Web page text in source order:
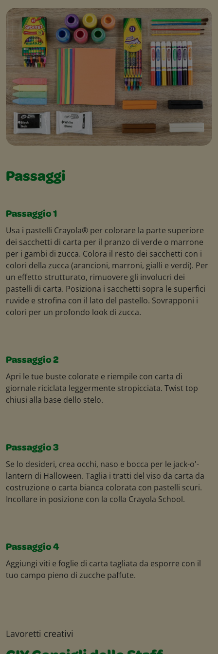
Passaggi
Passaggio 1
Usa i pastelli Crayola® per colorare la parte superiore
dei sacchetti di carta per il pranzo di verde o marrone
per i gambi di zucca. Colora il resto dei sacchetti con i
colori della zucca (arancioni, marroni, gialli e verdi). Per
un effetto strutturato, rimuovere gli involucri dei
pastelli di carta. Posiziona i sacchetti sopra le superfici
ruvide e strofina con il lato del pastello. Sovrapponi i
colori per un profondo look di zucca.
Passaggio 2
Apri le tue buste colorate e riempile con carta di
giornale riciclata leggermente stropicciata. Twist top
chiusi alla base dello stelo.
Passaggio 3
Se lo desideri, crea occhi, naso e bocca per le jack-o'-
lantern di Halloween. Taglia i tratti del viso da carta da
costruzione o carta bianca colorata con pastelli scuri.
Incollare in posizione con la colla Crayola School.
Passaggio 4
Aggiungi viti e foglie di carta tagliata da esporre con il
tuo campo pieno di zucche paffute.
Lavoretti creativi